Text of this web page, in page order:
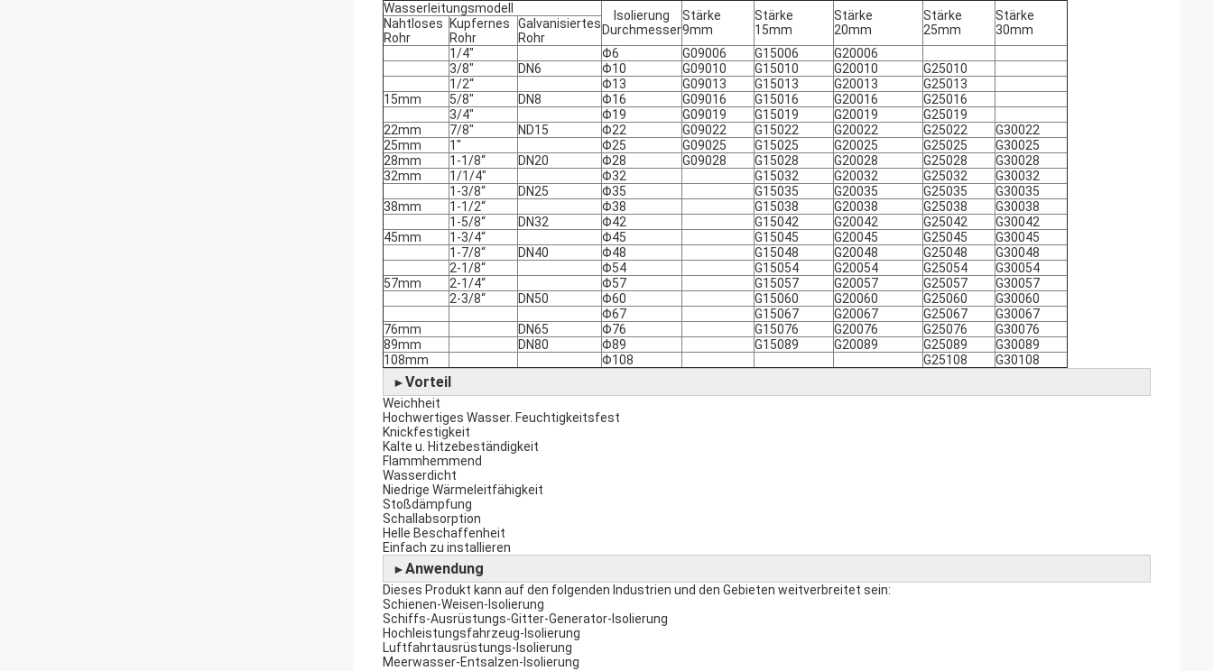
Wasserleitungsmodell
Isolierung
Durchmesser
Stärke
9mm
Stärke
15mm
Stärke
20mm
Stärke
25mm
Stärke
30mm
Nahtloses
Rohr
Kupfernes
Rohr
Galvanisiertes
Rohr
1/4"
Φ6 G09006 G15006
G20006
3/8"
DN6 Φ10 G09010 G15010 G20010
G25010
1/2“
Φ13 G09013 G15013 G20013
G25013
15mm
5/8" DN8 Φ16 G09016 G15016 G20016
G25016
3/4"
Φ19 G09019 G15019 G20019
G25019
22mm
7/8" ND15 Φ22 G09022 G15022 G20022 G25022
G30022
25mm
1" Φ25 G09025 G15025 G20025 G25025
G30025
28mm
1-1/8“ DN20 Φ28 G09028 G15028 G20028 G25028
G30028
32mm
1/1/4" Φ32 G15032 G20032 G25032
G30032
1-3/8“
DN25 Φ35 G15035 G20035 G25035
G30035
38mm
1-1/2“ Φ38 G15038 G20038 G25038
G30038
1-5/8“
DN32 Φ42 G15042 G20042 G25042
G30042
45mm
1-3/4“ Φ45 G15045 G20045 G25045
G30045
1-7/8“
DN40 Φ48 G15048 G20048 G25048
G30048
2-1/8“
Φ54 G15054 G20054 G25054
G30054
57mm
2-1/4“ Φ57 G15057 G20057 G25057
G30057
2-3/8“
DN50 Φ60 G15060 G20060 G25060
G30060
Φ67
G15067 G20067 G25067
G30067
76mm
DN65 Φ76 G15076 G20076 G25076
G30076
89mm
DN80 Φ89 G15089 G20089 G25089
G30089
108mm
Φ108 G25108
G30108
►Vorteil
Weichheit
Hochwertiges Wasser. Feuchtigkeitsfest
Knickfestigkeit
Kalte u. Hitzebeständigkeit
Flammhemmend
Wasserdicht
Niedrige Wärmeleitfähigkeit
Stoßdämpfung
Schallabsorption
Helle Beschaffenheit
Einfach zu installieren
►Anwendung
Dieses Produkt kann auf den folgenden Industrien und den Gebieten weitverbreitet sein:
Schienen-Weisen-Isolierung
Schiffs-Ausrüstungs-Gitter-Generator-Isolierung
Hochleistungsfahrzeug-Isolierung
Luftfahrtausrüstungs-Isolierung
Meerwasser-Entsalzen-Isolierung